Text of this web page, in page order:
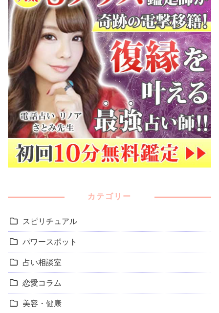
カテゴリー
スピリチュアル
パワースポット
占い相談室
恋愛コラム
美容・健康